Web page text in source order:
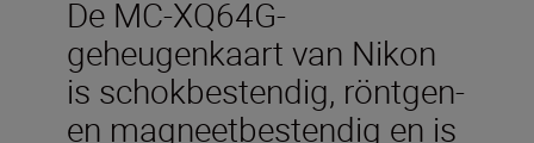
De MC-XQ64G-
geheugenkaart van Nikon
is schokbestendig, röntgen-
en magneetbestendig en is